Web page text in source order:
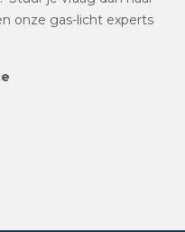
onze gas-licht experts